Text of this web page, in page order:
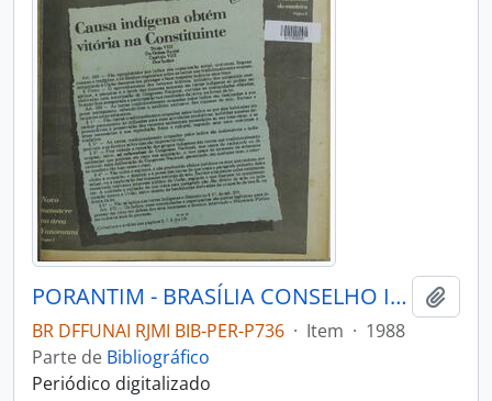
PORANTIM - BRASÍLIA CONSELHO INDIGENISTA MISSIONÁRIO - 1988 - Nº109
BR DFFUNAI RJMI BIB-PER-P736 · Item · 1988
Parte de Bibliográfico
Periódico digitalizado